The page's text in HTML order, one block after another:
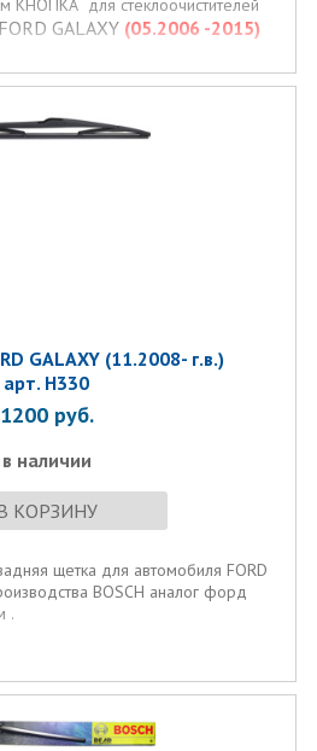
КНОПКА для стеклоочистителей
FORD GALAXY(05.2006 -2015)
GALAXY (11.2008- г.в.)
арт. H330
1200 руб.
в наличии
КОРЗИНУ
щетка для автомобиля FORD
BOSCH аналог форд
.